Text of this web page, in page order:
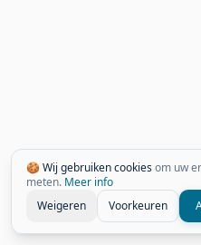
🍪 Wij gebruiken cookiesom uw
meten. Meer info
Weigeren
Voorkeuren